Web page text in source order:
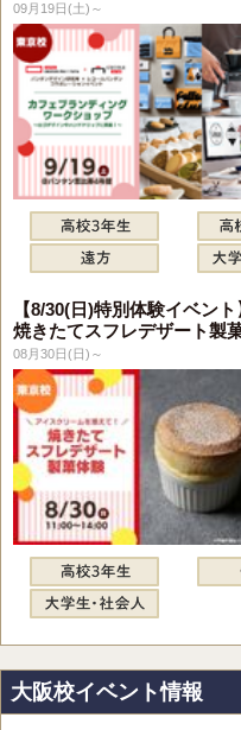
09月19日(土)～
【8/30(日)特別体験イベント
焼きたてスフレデザート製
08月30日(日)～
大阪校イベント情報